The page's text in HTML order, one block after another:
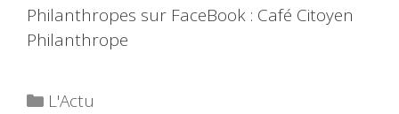
Philanthropes sur FaceBook : Café Citoyen
Philanthrope
Catégories
L'Actu